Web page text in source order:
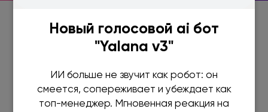
Новый голосовой ai бот
"Yalana v3"
ИИ больше не звучит как робот: он
смеется, сопереживает и убеждает как
топ-менеджер. Мгновенная реакция на